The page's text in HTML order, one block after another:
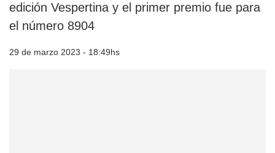
edición Vespertina y el primer premio fue para
el número 8904
29 de marzo 2023 - 18:49hs